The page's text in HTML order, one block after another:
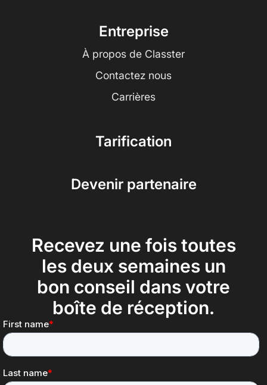
Entreprise
À propos de Classter
Contactez nous
Carrières
Tarification
Devenir partenaire
Recevez une fois toutes
les deux semaines un
bon conseil dans votre
boîte de réception.